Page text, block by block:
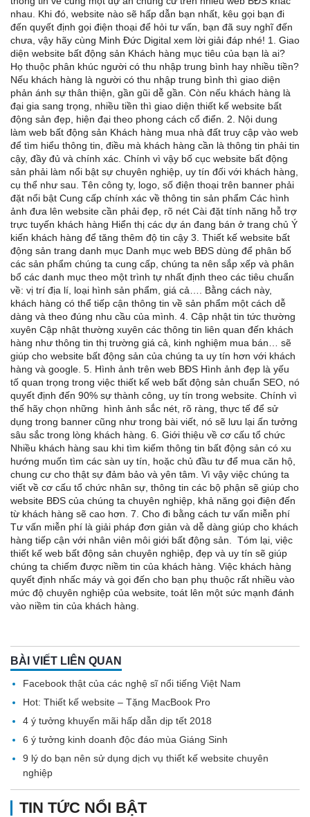
nhau. Khi đó, website nào sẽ hấp dẫn bạn nhất, kêu gọi bạn đi
đến quyết định gọi điện thoại để hỏi tư vấn, bạn đã suy nghĩ đến
chưa, vậy hãy cùng Minh Đức Digital xem lời giải đáp nhé! 1. Giao
diện website bất động sản Khách hàng mục tiêu của bạn là ai?
Họ thuộc phân khúc người có thu nhập trung bình hay nhiều tiền?
Nếu khách hàng là người có thu nhập trung bình thì giao diện
phản ánh sự thân thiện, gần gũi dễ gần. Còn nếu khách hàng là
đại gia sang trọng, nhiều tiền thì giao diện thiết kế website bất
động sản đẹp, hiện đại theo phong cách cổ điển. 2. Nội dung
làm web bất động sản Khách hàng mua nhà đất truy cập vào web
để tìm hiểu thông tin, điều mà khách hàng cần là thông tin phải tin
cậy, đầy đủ và chính xác. Chính vì vậy bố cục website bất động
sản phải làm nổi bật sự chuyên nghiệp, uy tín đối với khách hàng,
cụ thể như sau. Tên công ty, logo, số điện thoại trên banner phải
đặt nổi bật Cung cấp chính xác về thông tin sản phẩm Các hình
ảnh đưa lên website cần phải đẹp, rõ nét Cài đặt tính năng hỗ trợ
trực tuyến khách hàng Hiển thị các dự án đang bán ở trang chủ Ý
kiến khách hàng để tăng thêm độ tin cậy 3. Thiết kế website bất
động sản trang danh mục Danh mục web BĐS dùng để phân bố
các sản phẩm chúng ta cung cấp, chúng ta nên sắp xếp và phân
bổ các danh mục theo một trình tự nhất định theo các tiêu chuẩn
về: vị trí địa lí, loại hình sản phẩm, giá cả…. Bằng cách này,
khách hàng có thể tiếp cận thông tin về sản phẩm một cách dễ
dàng và theo đúng nhu cầu của mình. 4. Cập nhật tin tức thường
xuyên Cập nhật thường xuyên các thông tin liên quan đến khách
hàng như thông tin thị trường giá cả, kinh nghiệm mua bán… sẽ
giúp cho website bất động sản của chúng ta uy tín hơn với khách
hàng và google. 5. Hình ảnh trên web BĐS Hình ảnh đẹp là yếu
tố quan trọng trong việc thiết kế web bất động sản chuẩn SEO, nó
quyết định đến 90% sự thành công, uy tín trong website. Chính vì
thế hãy chọn những hình ảnh sắc nét, rõ ràng, thực tế để sử
dụng trong banner cũng như trong bài viết, nó sẽ lưu lại ấn tưởng
sâu sắc trong lòng khách hàng. 6. Giới thiệu về cơ cấu tổ chức
Nhiều khách hàng sau khi tìm kiếm thông tin bất động sản có xu
hướng muốn tìm các sàn uy tín, hoặc chủ đầu tư để mua căn hộ,
chung cư cho thật sự đảm bảo và yên tâm. Vì vậy việc chúng ta
viết về cơ cấu tổ chức nhân sự, thông tin các bộ phận sẽ giúp cho
website BĐS của chúng ta chuyên nghiệp, khả năng gọi điện đến
từ khách hàng sẽ cao hơn. 7. Cho đi bằng cách tư vấn miễn phí
Tư vấn miễn phí là giải pháp đơn giản và dễ dàng giúp cho khách
hàng tiếp cận với nhân viên môi giới bất động sản. Tóm lại, việc
thiết kế web bất động sản chuyên nghiệp, đẹp và uy tín sẽ giúp
chúng ta chiếm được niềm tin của khách hàng. Việc khách hàng
quyết định nhấc máy và gọi đến cho bạn phụ thuộc rất nhiều vào
mức độ chuyên nghiệp của website, toát lên một sức mạnh đánh
vào niềm tin của khách hàng.
BÀI VIẾT LIÊN QUAN
Facebook thật của các nghệ sĩ nổi tiếng Việt Nam
Hot: Thiết kế website – Tặng MacBook Pro
4 ý tưởng khuyến mãi hấp dẫn dịp tết 2018
6 ý tưởng kinh doanh độc đáo mùa Giáng Sinh
9 lý do bạn nên sử dụng dịch vụ thiết kế website chuyên
nghiệp
TIN TỨC NỔI BẬT